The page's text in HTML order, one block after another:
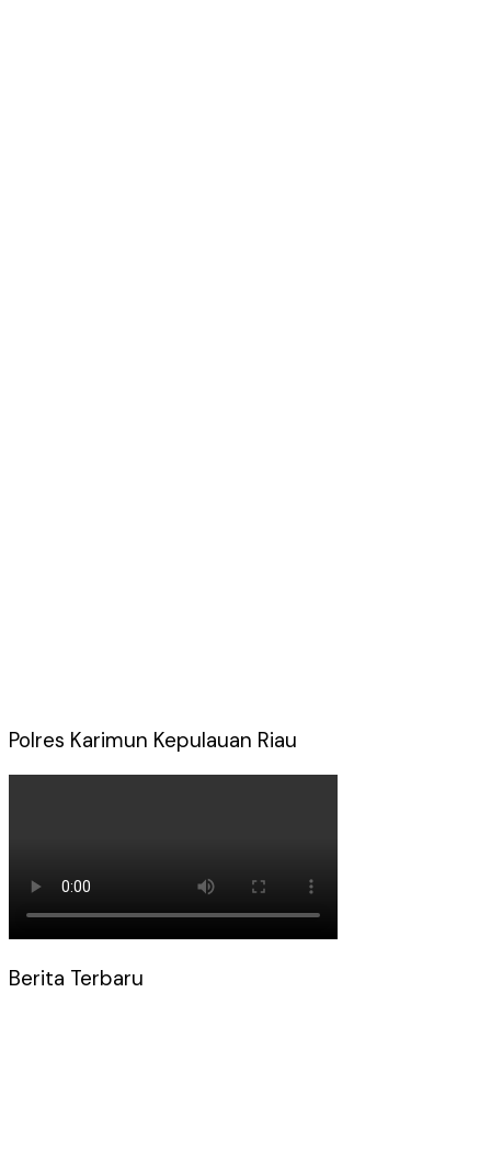
Polres Karimun Kepulauan Riau
Berita Terbaru